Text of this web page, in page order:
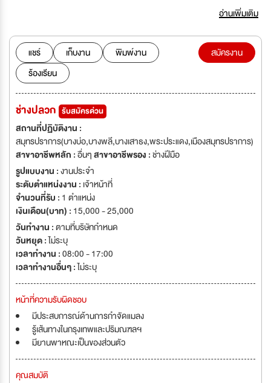
ปฎิบัติงานและจบด้วยผลงาน ขณะนี้บริษัทฯ กำลังเติบโตอย่างต่อเนื่องจึงมอบ
โอกาสให้กับผู้ที่มีความสามารถและรักความก้าวหน้ามาร่วมกันสร้างเพื่อความ
สำเร็จ ผ่านตำแหน่งต่างๆ ดังนี้'บริษัท โพรเทคท์-เพสท์ จำกัด ให้การบริการด้าน
กำจัดแมลงทุกชนิด รวมทั้งสัตว์ร้าย ที่รบกวน อาทิเช่น ปลวก มด แมลงสาบ หนู งู
จิ้งจก ตุ๊กแก ด้วยน้ำยาสมุนไพร QCS (Quality Control System) มีความ
ปลอดภัยต่อคน สัตว์เลี้ยง และสิ่งแวดล้อม เรารับผิดชอบต่อหน้าที่ เข้มงวดต่อ
การบริการ การปฏิบัติงานเน้นความสำเร็จของงาน และสำรวจพื้นที่ ก่อนปฎิบัติ
งานและจบด้วยผลงาน ขณะนี้บริษัทฯ กำลังเติบโตอย่างต่อเนื่องจึงมอบโอกาสให้
กับผู้ที่มีความสามารถและรักความก้าวหน้ามาร่วมกันสร้างเพื่อความสำเร็จ ผ่าน
ตำแหน่งต่างๆ ดังนี้
อ่านเพิ่มเติม
แชร์ เก็บงาน
พิมพ์งาน
ร้องเรียน
สมัครงาน
ช่างปลวก รับสมัครด่วน
สถานที่ปฏิบัติงาน :
สมุทรปราการ(บางบ่อ,บางพลี,บางเสาธง,พระประแดง,เมืองสมุทรปราการ)
สาขาอาชีพหลัก :อื่นๆสาขาอาชีพรอง :ช่างฝีมือ
รูปแบบงาน :งานประจำ
ระดับตำแหน่งงาน : เจ้าหน้าที่
จำนวนที่รับ : 1 ตำแหน่ง
เงินเดือน(บาท) : 15,000 - 25,000
วันทำงาน :ตามที่บริษัทกำหนด
วันหยุด :ไม่ระบุ
เวลาทำงาน :08:00 - 17:00
เวลาทำงานอื่นๆ :ไม่ระบุ
หน้าที่ความรับผิดชอบ
มีประสบการณ์ด้านการกำจัดแมลง
รู้เส้นทางในกรุงเทพและปริมณฑลฯ
มียานพาหณะเป็นของส่วนตัว
คุณสมบัติ